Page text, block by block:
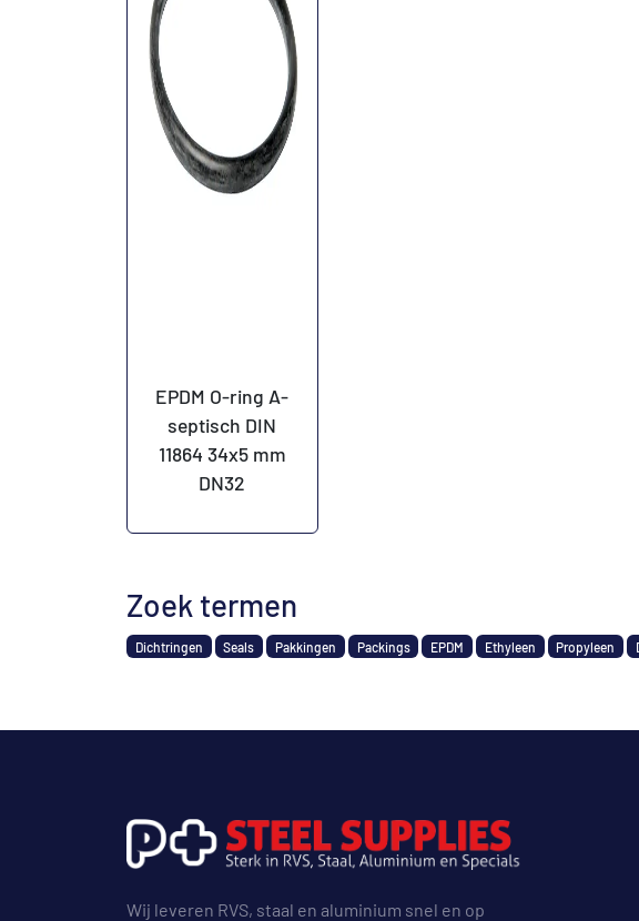
EPDM O-ring A-
septisch DIN
11864 34x5 mm
DN32
Zoek termen
Dichtringen Seals Pakkingen Packings EPDM Ethyleen Propyleen
Wij leveren RVS, staal en aluminium snel en op